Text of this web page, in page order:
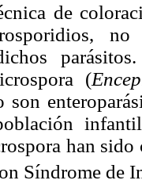
de
(
son
han
Síndrome de